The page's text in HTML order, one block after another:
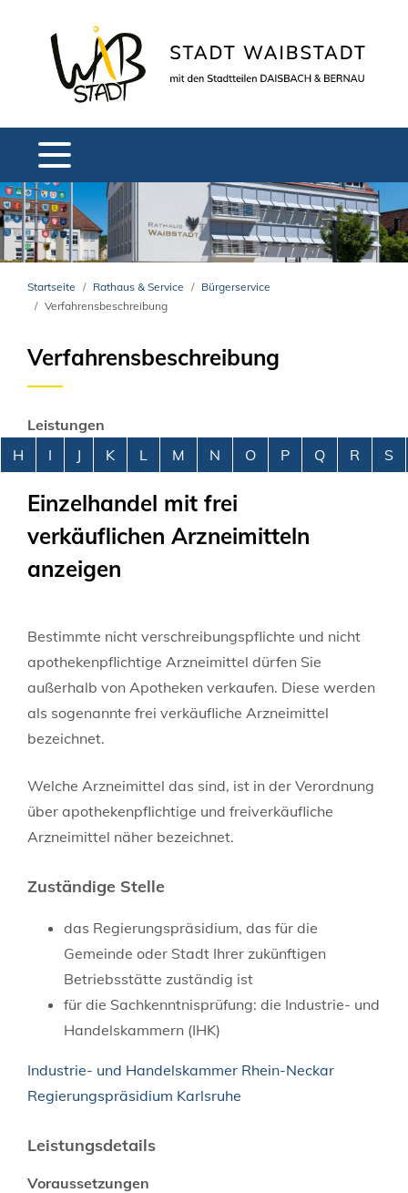
Startseite Rathaus & Service
Bürgerservice
Verfahrensbeschreibung
Verfahrensbeschreibung
Leistungen
Alphabetisches Register überspringen
H I J K L M N O P Q R S
Einzelhandel mit frei
verkäuflichen Arzneimitteln
anzeigen
Bestimmte nicht verschreibungspflichte und nicht
apothekenpflichtige Arzneimittel dürfen Sie
außerhalb von Apotheken verkaufen. Diese werden
als sogenannte frei verkäufliche Arzneimittel
bezeichnet.
Welche Arzneimittel das sind, ist in der Verordnung
über apothekenpflichtige und freiverkäufliche
Arzneimittel näher bezeichnet.
Zuständige Stelle
das Regierungspräsidium, das für die
Gemeinde oder Stadt Ihrer zukünftigen
Betriebsstätte zuständig ist
für die Sachkenntnisprüfung: die Industrie- und
Handelskammern (IHK)
Industrie- und Handelskammer Rhein-Neckar
Regierungspräsidium Karlsruhe
Leistungsdetails
Voraussetzungen